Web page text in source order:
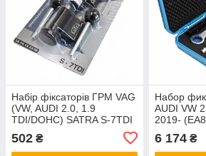
Набір фіксаторів ГРМ VAG
(VW, AUDI 2.0, 1.9
TDI/DOHC) SATRA S-7TDI
502 ₴
Набор
AUDI VW
2019-
6 174₴